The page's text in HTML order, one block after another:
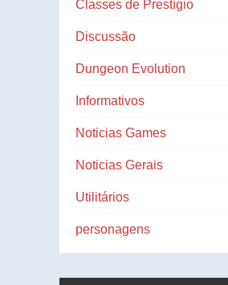
Classes de Prestígio
Discussão
Dungeon Evolution
Informativos
Noticias Games
Noticias Gerais
Utilitários
personagens